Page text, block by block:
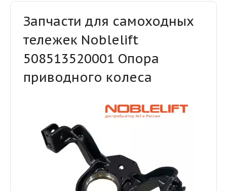
Запчасти для самоходных
тележек Noblelift
508513520001 Опора
приводного колеса